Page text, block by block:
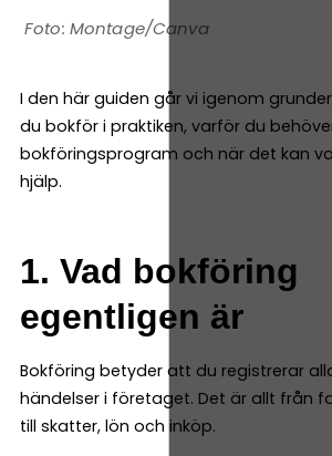
Montage/Canva
I den här guiden går vi igenom
du bokför i praktiken, varför du
bokföringsprogram och när det kan
hjälp.
1. Vad bokföring
egentligen är
Bokföring betyder att du registrerar
händelser i företaget. Det är allt från
till skatter, lön och inköp.